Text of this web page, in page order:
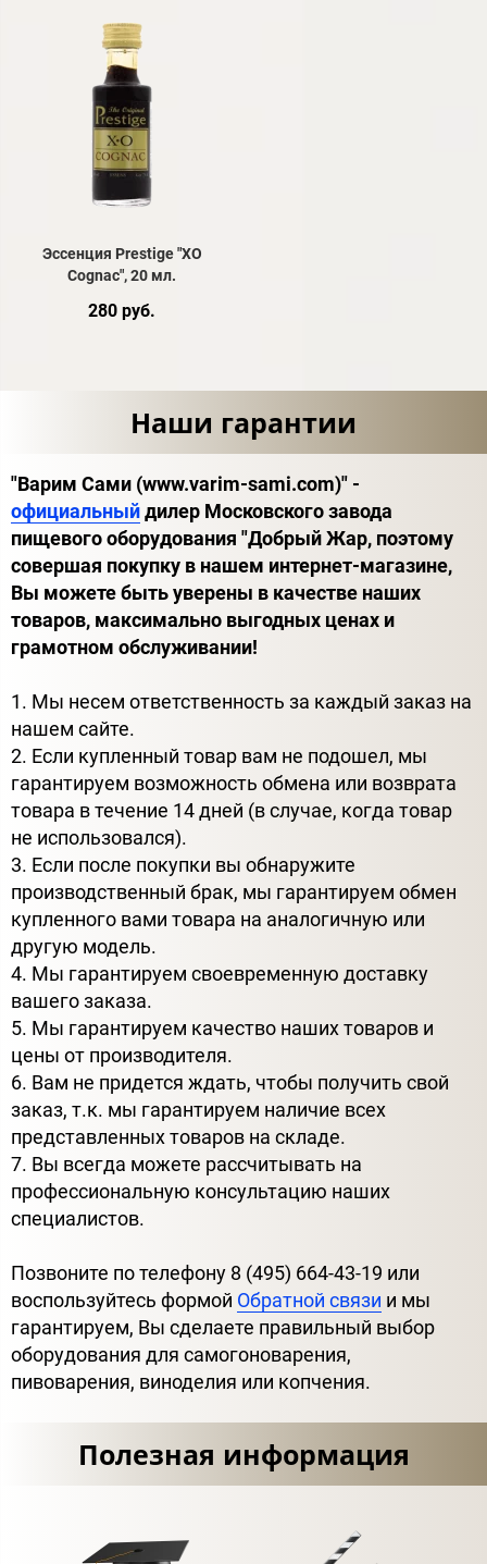
Эссенция Prestige "XO
Cognac", 20 мл.
280 руб.
Наши гарантии
"Варим Сами (www.varim-sami.com)" -
официальныйдилер Московского завода
пищевого оборудования "Добрый Жар, поэтому
совершая покупку в нашем интернет-магазине,
Вы можете быть уверены в качестве наших
товаров, максимально выгодных ценах и
грамотном обслуживании!
1. Мы несем ответственность за каждый заказ на
нашем сайте.
2. Если купленный товар вам не подошел, мы
гарантируем возможность обмена или возврата
товара в течение 14 дней (в случае, когда товар
не использовался).
3. Если после покупки вы обнаружите
производственный брак, мы гарантируем обмен
купленного вами товара на аналогичную или
другую модель.
4. Мы гарантируем своевременную доставку
вашего заказа.
5. Мы гарантируем качество наших товаров и
цены от производителя.
6. Вам не придется ждать, чтобы получить свой
заказ, т.к. мы гарантируем наличие всех
представленных товаров на складе.
7. Вы всегда можете рассчитывать на
профессиональную консультацию наших
специалистов.
Позвоните по телефону 8 (495) 664-43-19 или
воспользуйтесь формой Обратной связи и мы
гарантируем, Вы сделаете правильный выбор
оборудования для самогоноварения,
пивоварения, виноделия или копчения.
Полезная информация